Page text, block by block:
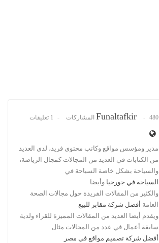
Funaltafkir 480 المشاركات 1 تعليقات
مدير ومؤسس مواقع وكاتب محتوى فريد، لدى العديد
من الكتابات في العديد من المجالات كمجال الرياضة،
والسياحة بشكل خاصة السياحة في
السياحة في جورجيا وأيضا
والكثير من المقالات الفريدة حول مجالات الصحة
العامة أفضل شركة مقابر للبيع
ويقدم أيضا العديد من المقالات المميزة للقراء ولدية
سابقة أعمال في عدد من المجالات مثال
أفضل شركة تصميم مواقع في مصر